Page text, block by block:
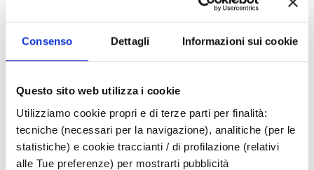
Consenso Dettagli Informazioni sui cookie
Questo sito web utilizza i cookie
Utilizziamo cookie propri e di terze parti per finalità:
tecniche (necessari per la navigazione), analitiche (per le
statistiche) e cookie traccianti / di profilazione (relativi
alle Tue preferenze) per mostrarti pubblicità
INFORMAZIONI ­
+39 0541.51441
Parco Fellini, 47921, Rimini, (RN)
info@visitrimini.com
http://www.riminiturismo.it